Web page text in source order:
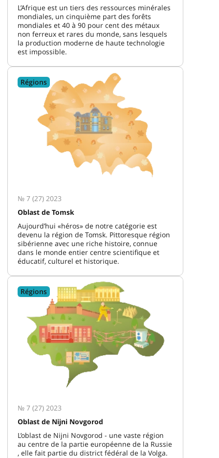
L’Afrique est un tiers des ressources minérales
mondiales, un cinquième part des forêts
mondiales et 40 à 90 pour cent des métaux
non ferreux et rares du monde, sans lesquels
la production moderne de haute technologie
est impossible.
Régions
№ 7 (27) 2023
Oblast de Tomsk
Aujourd’hui «héros» de notre catégorie est
devenu la région de Tomsk. Pittoresque région
sibérienne avec une riche histoire, connue
dans le monde entier centre scientifique et
éducatif, culturel et historique.
Régions
№ 7 (27) 2023
Oblast de Nijni Novgorod
L’oblast de Nijni Novgorod - une vaste région
au centre de la partie européenne de la Russie
, elle fait partie du district fédéral de la Volga.